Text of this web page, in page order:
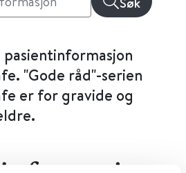
"Gode råd"-serien
er for gravide og